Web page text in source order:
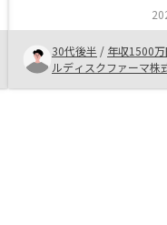
た。比率は人それぞれ
に合わせるべきだと思
フォリオには入れるべ
る。
30代後半 / 年収1500
ルディスクファーマ株